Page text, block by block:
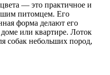
— это практичное и
питомцем. Его
форма делают его
или квартире. Лоток
собак небольших пород,